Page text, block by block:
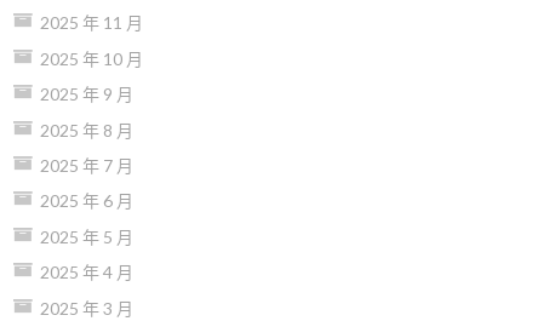
2025 年 11 月
2025 年 10 月
2025 年 9 月
2025 年 8 月
2025 年 7 月
2025 年 6 月
2025 年 5 月
2025 年 4 月
2025 年 3 月